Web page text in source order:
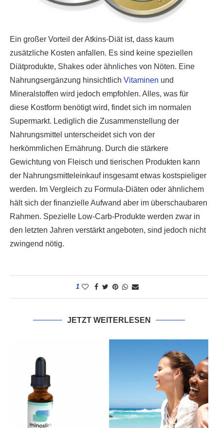
Ein großer Vorteil der Atkins-Diät ist, dass kaum
zusätzliche Kosten anfallen. Es sind keine speziellen
Diätprodukte, Shakes oder ähnliches von Nöten. Eine
Nahrungsergänzung hinsichtlich Vitaminen und
Mineralstoffen wird jedoch empfohlen. Alles, was für
diese Kostform benötigt wird, findet sich im normalen
Supermarkt. Lediglich die Zusammenstellung der
Nahrungsmittel unterscheidet sich von der
herkömmlichen Ernährung. Durch die stärkere
Gewichtung von Fleisch und tierischen Produkten kann
der Nahrungsmitteleinkauf insgesamt etwas kostspieliger
werden. Im Vergleich zu Formula-Diäten oder ähnlichem
hält sich der finanzielle Aufwand aber im überschaubaren
Rahmen. Spezielle Low-Carb-Produkte werden zwar in
den letzten Jahren verstärkt angeboten, sind jedoch nicht
zwingend nötig.
1
JETZT WEITERLESEN